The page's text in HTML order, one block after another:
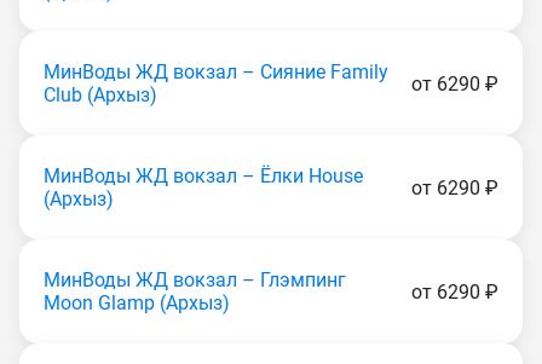
МинВоды ЖД вокзал – Сияние Family
Club (Apxыз)
от 6290 ₽
МинВоды ЖД вокзал – Ёлки House
(Apxыз)
от 6290 ₽
МинВоды ЖД вокзал – Глэмпинг
Moon Glamp (Apxыз)
от 6290 ₽